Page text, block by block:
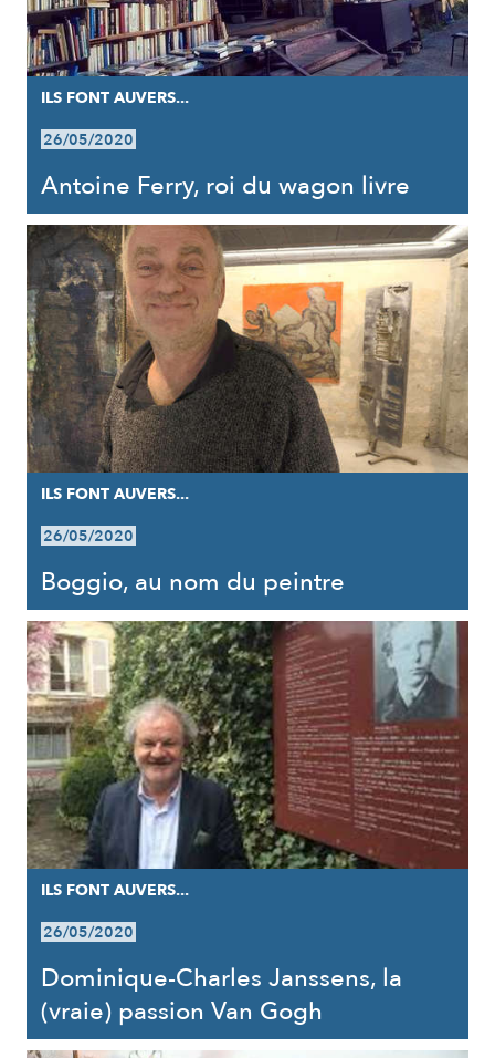
ILS FONT AUVERS...
26/05/2020
Antoine Ferry, roi du wagon livre
ILS FONT AUVERS...
26/05/2020
Boggio, au nom du peintre
ILS FONT AUVERS...
26/05/2020
Dominique-Charles Janssens, la
(vraie) passion Van Gogh